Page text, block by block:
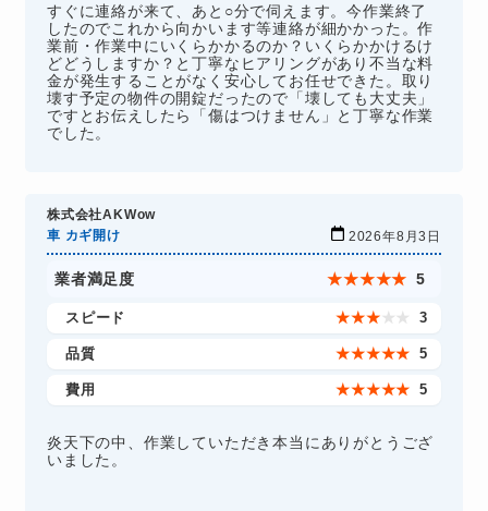
すぐに連絡が来て、あと○分で伺えます。今作業終了
したのでこれから向かいます等連絡が細かかった。作
業前・作業中にいくらかかるのか？いくらかかけるけ
どどうしますか？と丁寧なヒアリングがあり不当な料
金が発生することがなく安心してお任せできた。取り
壊す予定の物件の開錠だったので「壊しても大丈夫」
ですとお伝えしたら「傷はつけません」と丁寧な作業
でした。
株式会社AKWow
車 カギ開け
2026年8月3日
業者満足度 ★★★★★ 5
スピード ★★★ ★ ★ 3
品質 ★★★★★ 5
費用 ★★★★★ 5
炎天下の中、作業していただき本当にありがとうござ
いました。